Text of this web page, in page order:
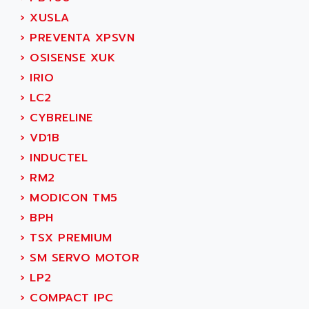
MOVIDYN
MOVITRAC
LEXIUM
SE50
LTD12
MDLA
MDLS
ACMD2
PLS514
PLS510
SERVOSTAR
ADES
ADETEC
ADISCOM
ADL EUROTECH
ADLEE POWERTRONIC
ADLINK
ADLINK TECHNOLOGY
ADM ELECTRONIC
ADN
ADN PESAGE
ADV
› XUSLA
› PREVENTA XPSVN
› OSISENSE XUK
› IRIO
› LC2
› CYBRELINE
› VD1B
› INDUCTEL
› RM2
› MODICON TM5
› BPH
› TSX PREMIUM
› SM SERVO MOTOR
› LP2
› COMPACT IPC